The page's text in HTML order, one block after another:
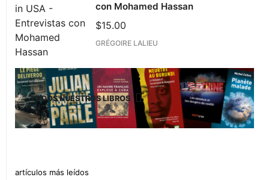
con Mohamed Hassan
$15.00
GRÉGOIRE LALIEU
TODOS NUESTROS LIBROS
artículos más leídos